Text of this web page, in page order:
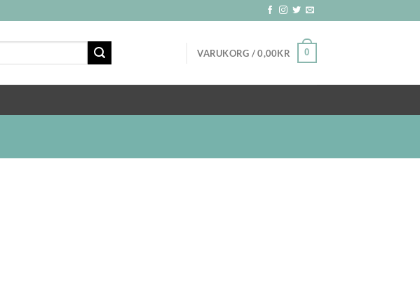
VARUKORG /0,00KR 0